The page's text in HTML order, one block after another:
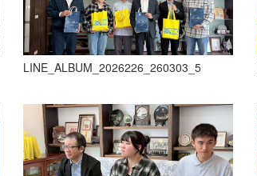
LINE_ALBUM_2026226_260303_5